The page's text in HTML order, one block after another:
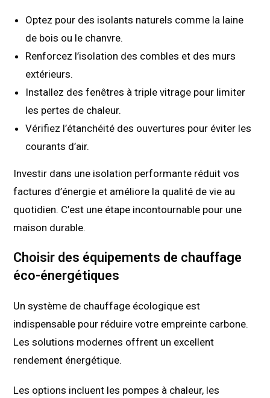
Optez pour des isolants naturels comme la laine
de bois ou le chanvre.
Renforcez l’isolation des combles et des murs
extérieurs.
Installez des fenêtres à triple vitrage pour limiter
les pertes de chaleur.
Vérifiez l’étanchéité des ouvertures pour éviter les
courants d’air.
Investir dans une isolation performante réduit vos
factures d’énergie et améliore la qualité de vie au
quotidien. C’est une étape incontournable pour une
maison durable.
Choisir des équipements de chauffage
éco-énergétiques
Un système de chauffage écologique est
indispensable pour réduire votre empreinte carbone.
Les solutions modernes offrent un excellent
rendement énergétique.
Les options incluent les pompes à chaleur, les